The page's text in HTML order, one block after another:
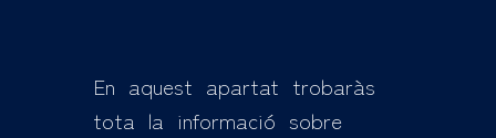
En aquest apartat trobaràs
tota la informació sobre